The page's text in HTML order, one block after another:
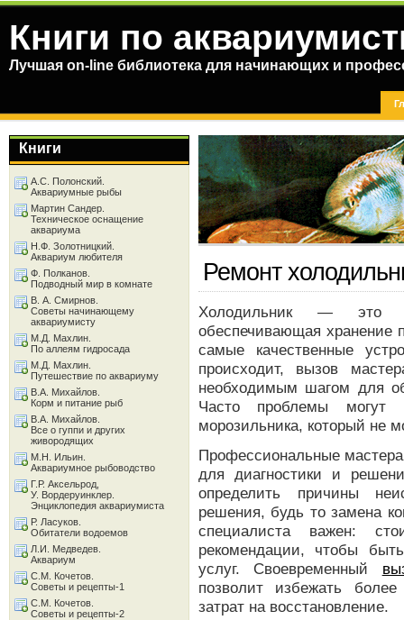
Книги по
Лучшая on-line библиотека для начинающих и
Ремонт
Холодильник — это
обеспечивающая хранение
самые качественные
происходит, вызов
необходимым шагом для
Часто проблемы могут
морозильника, который не
Профессиональные
для диагностики и
определить причины
решения, будь то замена
специалиста важен:
рекомендации, чтобы
услуг. Своевременный
позволит избежать
затрат на восстановление.
Книги
А.С. Полонский.
Аквариумные рыбы
Мартин Сандер.
Техническое оснащение
аквариума
Н.Ф. Золотницкий.
Аквариум любителя
Ф. Полканов.
Подводный мир в комнате
В. А. Смирнов.
Советы начинающему
аквариумисту
М.Д. Махлин.
По аллеям гидросада
М.Д. Махлин.
Путешествие по аквариуму
В.А. Михайлов.
Корм и питание рыб
В.А. Михайлов.
Все о гуппи и других
живородящих
М.Н. Ильин.
Аквариумное рыбоводство
Г.Р. Аксельрод,
У. Вордеруинклер.
Энциклопедия аквариумиста
Р. Ласуков.
Обитатели водоемов
Л.И. Медведев.
Аквариум
С.М. Кочетов.
Советы и рецепты-1
С.М. Кочетов.
Советы и рецепты-2